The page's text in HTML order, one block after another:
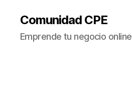
Comunidad CPE
Emprende tu negocio online